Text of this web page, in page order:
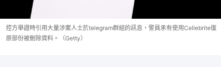
控方舉證時引用大量涉案人士於telegram群組的訊息，警員承有使用Cellebrite復
原部份被刪除資料。（Getty）